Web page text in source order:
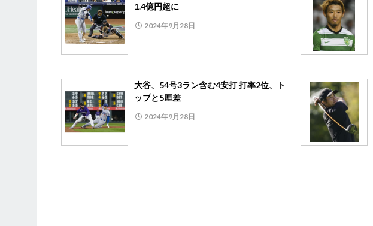
1.4億円超に
2024年9月28日
大谷、54号3ラン含む4安打 打率2位、ト
ップと5厘差
2024年9月28日